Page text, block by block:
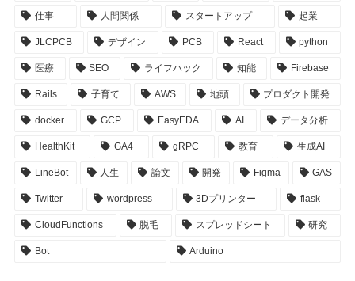
仕事 人間関係 スタートアップ 起業
JLCPCB デザイン PCB React python
医療 SEO ライフハック 知能 Firebase
Rails 子育て AWS 地頭 プロダクト開発
docker GCP EasyEDA AI データ分析
HealthKit GA4 gRPC 教育 生成AI
LineBot 人生 論文 開発 Figma GAS
Twitter wordpress 3Dプリンター flask
CloudFunctions 脱毛 スプレッドシート 研究
Bot Arduino